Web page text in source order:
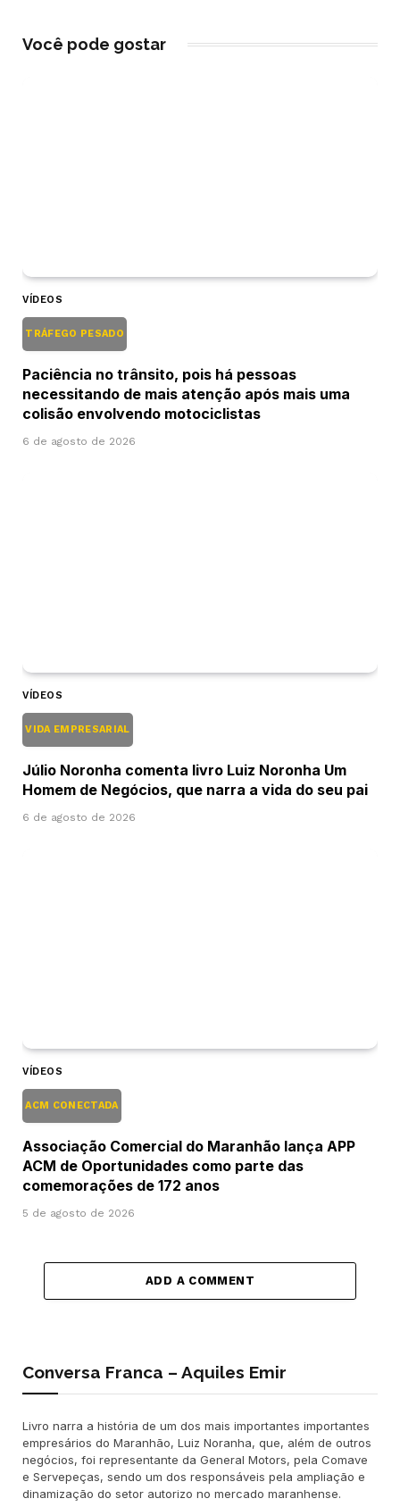
Você pode gostar
VÍDEOS
TRÁFEGO PESADO
Paciência no trânsito, pois há pessoas
necessitando de mais atenção após mais uma
colisão envolvendo motociclistas
6 de agosto de 2026
VÍDEOS
VIDA EMPRESARIAL
Júlio Noronha comenta livro Luiz Noronha Um
Homem de Negócios, que narra a vida do seu pai
6 de agosto de 2026
VÍDEOS
ACM CONECTADA
Associação Comercial do Maranhão lança APP
ACM de Oportunidades como parte das
comemorações de 172 anos
5 de agosto de 2026
ADD A COMMENT
Conversa Franca – Aquiles Emir
Livro narra a história de um dos mais importantes importantes
empresários do Maranhão, Luiz Noranha, que, além de outros
negócios, foi representante da General Motors, pela Comave
e Servepeças, sendo um dos responsáveis pela ampliação e
dinamização do setor autorizo no mercado maranhense.